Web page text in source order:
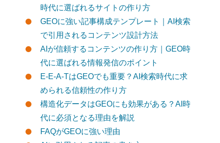
時代に選ばれるサイトの作り方
GEOに強い記事構成テンプレート｜AI検索
で引用されるコンテンツ設計方法
AIが信頼するコンテンツの作り方｜GEO時
代に選ばれる情報発信のポイント
E-E-A-TはGEOでも重要？AI検索時代に求
められる信頼性の作り方
構造化データはGEOにも効果がある？AI時
代に必須となる理由を解説
FAQがGEOに強い理由